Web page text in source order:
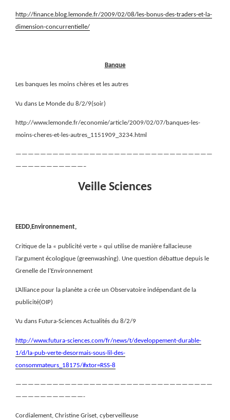
http://finance.blog.lemonde.fr/2009/02/08/les-bonus-des-traders-et-la-
dimension-concurrentielle/
Banque
Les banques les moins chères et les autres
Vu dans Le Monde du 8/2/9(soir)
http://www.lemonde.fr/economie/article/2009/02/07/banques-les-
moins-cheres-et-les-autres_1151909_3234.html
————————————————————————————————
———————————–
Veille Sciences
EEDD,Environnement,
Critique de la « publicité verte » qui utilise de manière fallacieuse
l’argument écologique (greenwashing). Une question débattue depuis le
Grenelle de l’Environnement
L’Alliance pour la planète a crée un Observatoire indépendant de la
publicité(OIP)
Vu dans Futura-Sciences Actualités du 8/2/9
http://www.futura-sciences.com/fr/news/t/developpement-durable-
1/d/la-pub-verte-desormais-sous-lil-des-
consommateurs_18175/#xtor=RSS-8
————————————————————————————————
———————————-
Cordialement, Christine Griset, cyberveilleuse